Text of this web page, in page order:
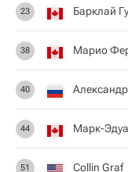
23 Барклай
38 Марио
40
44 Марк-
51 Collin Graf